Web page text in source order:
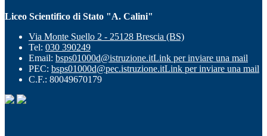
Liceo Scientifico di Stato "A. Calini"
Via Monte Suello 2 - 25128 Brescia (BS)
Tel: 030 390249
Email: bsps01000d@istruzione.itLink per inviare una mail
PEC: bsps01000d@pec.istruzione.itLink per inviare una mail
C.F.: 80049670179